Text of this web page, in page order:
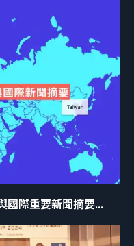
國際重要新聞摘要...